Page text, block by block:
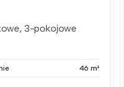
3-pokojowe
46 m²